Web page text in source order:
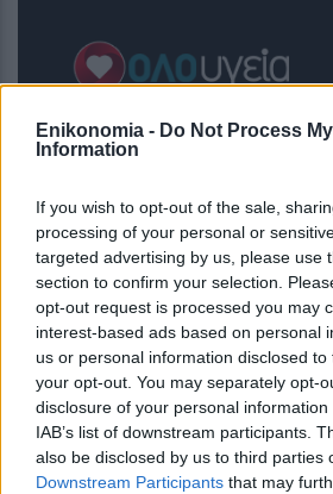
Enikonomia - Do Not Process
Information
If you wish to opt-out of the sale,
processing of your personal or
targeted advertising by us, please use
section to confirm your selection.
opt-out request is processed you may
interest-based ads based on personal
us or personal information disclosed
your opt-out. You may separately opt-
disclosure of your personal
IAB’s list of downstream participants.
also be disclosed by us to third parties
Downstream Participants that may
Ο αριθμός των παιδιών
μπορεί να δείξει πόσο θα
Πόσα παιδιά φέρνουν